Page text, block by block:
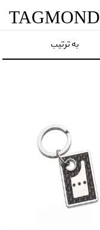
TAGMOND
به ترتیب